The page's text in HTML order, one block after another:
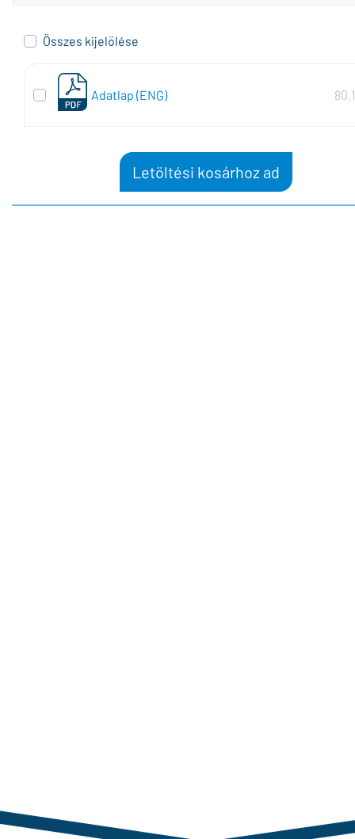
Összes kijelölése
Adatlap (ENG)
Letöltési kosárhoz ad